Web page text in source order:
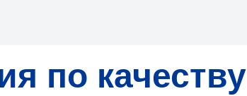
по качеству